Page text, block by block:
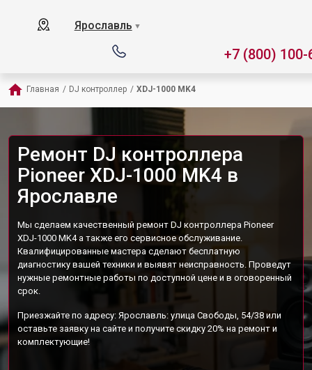
Ярославль ▼
+7 (800) 100-
Главная / DJ контроллер / XDJ-1000 MK4
Ремонт DJ контроллера
Pioneer XDJ-1000 MK4 в
Ярославле
Мы сделаем качественный ремонт DJ контроллера Pioneer
XDJ-1000 MK4 а также его сервисное обслуживание.
Квалифицированные мастера сделают бесплатную
диагностику вашей техники и выявят неисправность. Проведут
нужные ремонтные работы по доступной цене и в оговоренный
срок.
Приезжайте по адресу: Ярославль: улица Свободы, 54/38 или
оставьте заявку на сайте и получите скидку 20% на ремонт и
комплектующие!